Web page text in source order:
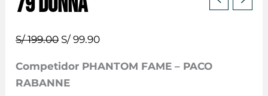
S/199.00 El
original
era:
S/ 99.90El
actual
Competidor PHANTOM FAME – PACO
RABANNE